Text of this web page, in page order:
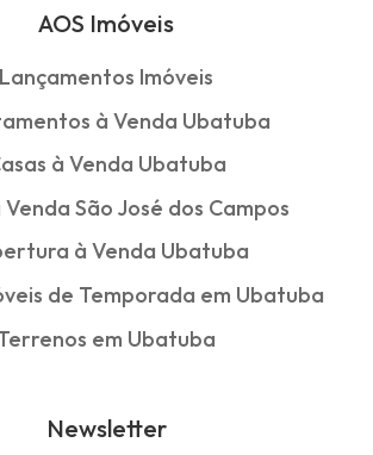
AOS Imóveis
Lançamentos Imóveis
à Venda Ubatuba
à Venda Ubatuba
Venda São José dos Campos
à Venda Ubatuba
de Temporada em Ubatuba
em Ubatuba
Newsletter